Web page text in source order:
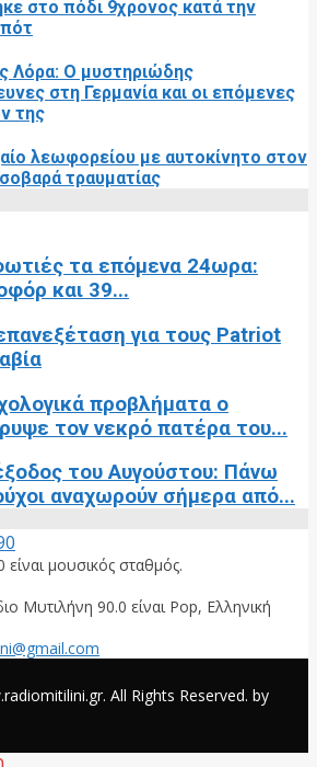
στο πόδι 9χρονος κατά την
Λόρα: Ο μυστηριώδης
στη Γερμανία και οι επόμενες
της
λεωφορείου με αυτοκίνητο στον
τραυματίας
τα επόμενα 24ωρα:
και 39...
για τους Patriot
προβλήματα ο
τον νεκρό πατέρα του...
του Αυγούστου: Πάνω
αναχωρούν σήμερα από...
μουσικός σταθμός.
Μυτιλήνη 90.0 είναι Pop, Ελληνική
All Rights Reserved. by